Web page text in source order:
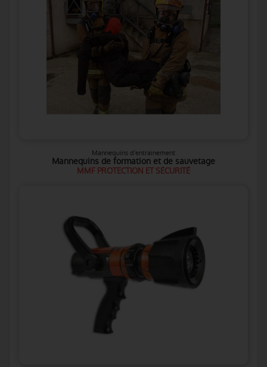
Mannequins d'entrainement
Mannequins de formation et de sauvetage
MMF PROTECTION ET SÉCURITÉ